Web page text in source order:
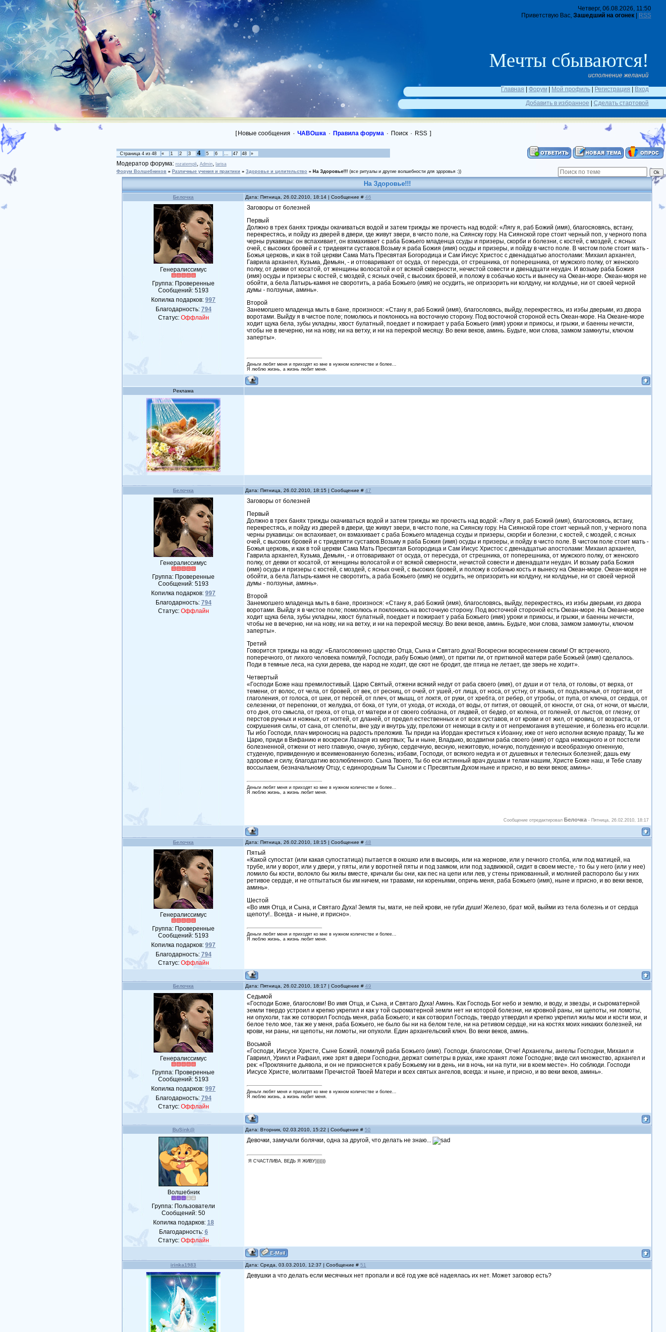
Четверг, 06.08.2026, 11:50
Приветствую Вас, Зашедший на огонек RSS
Мечты сбываются!
исполнение желаний
Главная
Форум Мой профиль Регистрация
Вход
Добавить в избранное
Сделать стартовой
[ Новые сообщения · ЧАВОшка · Правила форума · Поиск · RSS ]
Страница 4 из 48 « 1 2 3 4 5 6 … 47 48 »
Модератор форума: rozatempli, Admin, larisa
Форум Волшебников » Различные учения и практики » Здоровье и целительство » На Здоровье!!! (все ритуалы и другие волшебности для здоровья :))
На Здоровье!!!
Белочка Дата: Пятница, 26.02.2010, 18:14 | Сообщение #46
Генералиссимус
Группа: Проверенные
Сообщений:5193
Копилка подарков:997
Благодарность: 794
Статус: Оффлайн
Заговоры от болезней
Первый
Должно в трех банях трижды окачиваться водой и затем трижды же прочесть над водой: «Лягу я, раб Божий (имя), благосяовясь, встану,
перекрестясь, и пойду из дверей в двери, где живут звери, в чисто поле, на Сиянску гору. На Сиянской горе стоит черный поп, у черного попа
черны рукавицы: он вспахивает, он взмахивает с раба Божьего младенца ссуды и призеры, скорби и болезни, с костей, с моздей, с ясных
очей, с высоких бровей и с тридевяти суставов.Возьму я раба Божия (имя) осуды и призеры, и пойду в чисто поле. В чистом поле стоит мать -
Божья церковь, и как в той церкви Сама Мать Пресвятая Богородица и Сам Иисус Христос с двенадцатью апостолами: Михаил архангел,
Гаврила архангел, Кузьма, Демьян, - и отговаривают от осуда, от пересуда, от стрешника, от поперешника, от мужского полку, от женского
полку, от девки от косатой, от женщины волосатой и от всякой скверности, нечистой совести и двенадцати неудач. И возьму раба Божия
(имя) осуды и призеры с костей, с моздей, с ясных очей, с высоких бровей, и положу в собачью кость и вынесу на Океан-море. Океан-моря не
обойти, а бела Латырь-камня не своротить, а раба Божьего (имя) не осудить, не опризорить ни колдуну, ни колдунье, ни от своей черной
думы - ползуньи, аминь».
Второй
Занемогшего младенца мыть в бане, произнося: «Стану я, раб Божий (имя), благословясь, выйду, перекрестясь, из избы дверьми, из двора
воротами. Выйду я в чистое поле; помолюсь и поклонюсь на восточную сторону. Под восточной стороной есть Океан-море. На Океане-море
ходит щука бела, зубы укладны, хвост булатный, поедает и пожирает у раба Божьего (имя) уроки и прикосы, и грыжи, и баенны нечисти,
чтобы не в вечерню, ни на нову, ни на ветху, и ни на перекрой месяцу. Во веки веков, аминь. Будьте, мои слова, замком замкнуты, ключом
заперты».
Деньги любят меня и приходят ко мне в нужном количестве и более...
Я люблю жизнь, а жизнь любит меня.
Реклама
Белочка Дата: Пятница, 26.02.2010, 18:15 | Сообщение #47
Генералиссимус
Группа: Проверенные
Сообщений:5193
Копилка подарков:997
Благодарность: 794
Статус: Оффлайн
Заговоры от болезней
Первый
Должно в трех банях трижды окачиваться водой и затем трижды же прочесть над водой: «Лягу я, раб Божий (имя), благосяовясь, встану,
перекрестясь, и пойду из дверей в двери, где живут звери, в чисто поле, на Сиянску гору. На Сиянской горе стоит черный поп, у черного попа
черны рукавицы: он вспахивает, он взмахивает с раба Божьего младенца ссуды и призеры, скорби и болезни, с костей, с моздей, с ясных
очей, с высоких бровей и с тридевяти суставов.Возьму я раба Божия (имя) осуды и призеры, и пойду в чисто поле. В чистом поле стоит мать -
Божья церковь, и как в той церкви Сама Мать Пресвятая Богородица и Сам Иисус Христос с двенадцатью апостолами: Михаил архангел,
Гаврила архангел, Кузьма, Демьян, - и отговаривают от осуда, от пересуда, от стрешника, от поперешника, от мужского полку, от женского
полку, от девки от косатой, от женщины волосатой и от всякой скверности, нечистой совести и двенадцати неудач. И возьму раба Божия
(имя) осуды и призеры с костей, с моздей, с ясных очей, с высоких бровей, и положу в собачью кость и вынесу на Океан-море. Океан-моря не
обойти, а бела Латырь-камня не своротить, а раба Божьего (имя) не осудить, не опризорить ни колдуну, ни колдунье, ни от своей черной
думы - ползуньи, аминь».
Второй
Занемогшего младенца мыть в бане, произнося: «Стану я, раб Божий (имя), благословясь, выйду, перекрестясь, из избы дверьми, из двора
воротами. Выйду я в чистое поле; помолюсь и поклонюсь на восточную сторону. Под восточной стороной есть Океан-море. На Океане-море
ходит щука бела, зубы укладны, хвост булатный, поедает и пожирает у раба Божьего (имя) уроки и прикосы, и грыжи, и баенны нечисти,
чтобы не в вечерню, ни на нову, ни на ветху, и ни на перекрой месяцу. Во веки веков, аминь. Будьте, мои слова, замком замкнуты, ключом
заперты».
Третий
Говорится трижды на воду: «Благословенно царство Отца, Сына и Святаго духа! Воскресни воскресением своим! От встречного,
поперечного, от лихого человека помилуй, Господи, рабу Божью (имя), от притки ли, от приткиной матери рабе Божьей (имя) сделалось.
Поди в темные леса, на сухи дерева, где народ не ходит, где скот не бродит, где птица не летает, где зверь не ходит».
Четвертый
«Господи Боже наш премилостивый. Царю Святый, отжени всякий недуг от раба своего (имя), от души и от тела, от головы, от верха, от
темени, от волос, от чела, от бровей, от век, от ресниц, от очей, от ушей,-от лица, от носа, от устну, от языка, от подъязычья, от гортани, от
глаголения, от голоса, от шеи, от персей, от плеч, от мышц, от локтя, от руки, от хребта, от ребер, от утробы, от пупа, от ключа, от сердца, от
селезенки, от перепонки, от желудка, от бока, от туги, от ухода, от исхода, от воды, от пития, от овощей, от юности, от сна, от ночи, от мысли,
ото дня, ото смысла, от греха, от отца, от матери и от своего соблазна, от лядвей, от бедер, от колена, от голеней, от лыстов, от глезну, от
перстов ручных и ножных, от ногтей, от дланей, от предел естественных и от всех суставов, и от крови и от жил, от кровиц, от возраста, от
сокрушения силы, от сана, от слепоты, вне уду и внутрь уду, преложи от немощи в силу и от непремогания в утешение, и болезнь его исцели.
Ты ибо Господи, плач мироносиц на радость преложив. Ты приди на Иордан креститься к Иоанну, иже от него исполни всякую правду; Ты же
Царю, приди в Вифанию и воскреси Лазаря из мертвых; Ты и ныне, Владыко, воздвигни раба своего (имя) от одра немощного и от постели
болезненной, отжени от него главную, очную, зубную, сердечную, весную, нежитовую, ночную, полуденную и всеобразную огненную,
студеную, привиденную и всеименованную болезнь; избави, Господи, от всякого недуга и от душевных и телесных болезней; дашь ему
здоровье и силу, благодатию возлюбленного. Сына Твоего, Ты бо еси истинный врач душам и телам нашим, Христе Боже наш, и Тебе славу
воссылаем, безначальному Отцу, с единородным Ты Сыном и с Пресвятым Духом ныне и присно, и во веки веков; аминь».
Деньги любят меня и приходят ко мне в нужном количестве и более...
Я люблю жизнь, а жизнь любит меня.
Сообщение отредактировал Белочка - Пятница, 26.02.2010, 18:17
Белочка Дата: Пятница, 26.02.2010, 18:15 | Сообщение #48
Генералиссимус
Группа: Проверенные
Сообщений:5193
Копилка подарков:997
Благодарность: 794
Статус: Оффлайн
Пятый
«Какой супостат (или какая супостатица) пытается в окошко или в выскирь, или на жернове, или у печного столба, или под матицей, на
трубе, или у ворот, или у двери, у пяты, или у воротней пяты и под замком, или под задвижкой, сидит в своем месте,- то бы у него (или у нее)
ломило бы кости, волокло бы жилы вместе, кричали бы они, как пес на цепи или лев, у стены прикованный, и молнией распороло бы у них
ретивое сердце, и не отпытаться бы им ничем, ни травами, ни кореньями, опричь меня, раба Божьего (имя), ныне и присно, и во веки веков,
аминь».
Шестой
«Во имя Отца, и Сына, и Святаго Духа! Земля ты, мати, не пей крови, не губи души! Железо, брат мой, выйми из тела болезнь и от сердца
щепоту!.. Всегда - и ныне, и присно».
Деньги любят меня и приходят ко мне в нужном количестве и более...
Я люблю жизнь, а жизнь любит меня.
Белочка Дата: Пятница, 26.02.2010, 18:17 | Сообщение #49
Генералиссимус
Группа: Проверенные
Сообщений:5193
Копилка подарков:997
Благодарность: 794
Статус: Оффлайн
Седьмой
«Господи Боже, благослови! Во имя Отца, и Сына, и Святаго Духа! Аминь. Как Господь Бог небо и землю, и воду, и звезды, и сыроматерной
земли твердо устроил и крепко укрепил и как у той сыроматерной земли нет ни которой болезни, ни кровной раны, ни щепоты, ни ломоты,
ни опухоли, так же сотворил Господь меня, раба Божьего; и как сотворил Господь, твердо утвердил и крепко укрепил жилы мои и кости мои, и
белое тело мое, так же у меня, раба Божьего, не было бы ни на белом теле, ни на ретивом сердце, ни на костях моих никаких болезней, ни
крови, ни раны, ни щепоты, ни ломоты, ни опухоли. Един архангельский ключ. Во веки веков, аминь.
Восьмой
«Господи, Иисусе Христе, Сыне Божий, помилуй раба Божьего (имя). Господи, благослови, Отче! Архангелы, ангелы Господни, Михаил и
Гавриил, Уриил и Рафаил, иже зрят в двери Господни, держат скипетры в руках, иже хранят ложе Господне; виде сил множество, архангел и
рек: «Прокляните дьявола, и он не прикоснется к рабу Божьему ни в день, ни в ночь, ни на пути, ни в коем месте». Но соблюди. Господи
Иисусе Христе, молитвами Пречистой Твоей Матери и всех святых ангелов, всегда: и ныне, и присно, и во веки веков, аминь».
Деньги любят меня и приходят ко мне в нужном количестве и более...
Я люблю жизнь, а жизнь любит меня.
BuSink@ Дата: Вторник, 02.03.2010, 15:22 | Сообщение #50
Волшебник
Группа: Пользователи
Сообщений:50
Копилка подарков: 18
Благодарность: 6
Статус: Оффлайн
Девочки, замучали болячки, одна за другой, что делать не знаю...
Я СЧАСТЛИВА, ВЕДЬ Я ЖИВУ)))))))
irinka1983 Дата: Среда, 03.03.2010, 12:37 | Сообщение #51
Девушки а что делать если месячных нет пропали и всё год уже всё надеялась их нет. Может заговор есть?